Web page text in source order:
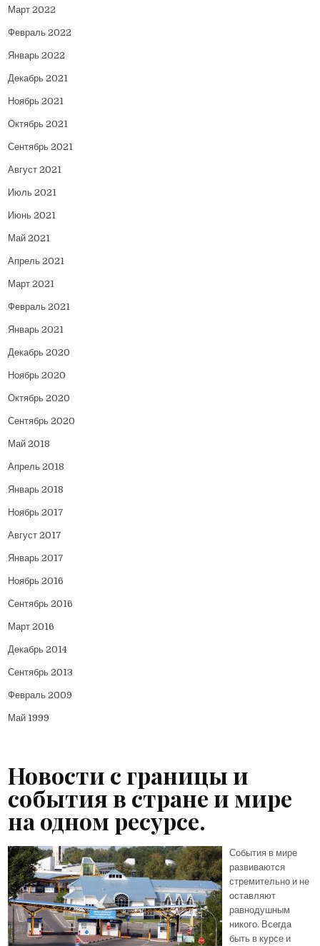
Март 2022
Февраль 2022
Январь 2022
Декабрь 2021
Ноябрь 2021
Октябрь 2021
Сентябрь 2021
Август 2021
Июль 2021
Июнь 2021
Май 2021
Апрель 2021
Март 2021
Февраль 2021
Январь 2021
Декабрь 2020
Ноябрь 2020
Октябрь 2020
Сентябрь 2020
Май 2018
Апрель 2018
Январь 2018
Ноябрь 2017
Август 2017
Январь 2017
Ноябрь 2016
Сентябрь 2016
Март 2016
Декабрь 2014
Сентябрь 2013
Февраль 2009
Май 1999
Новости с границы и
события в стране и мире
на одном ресурсе.
События в мире
развиваются
стремительно и не
оставляют
равнодушным
никого. Всегда
быть в курсе и